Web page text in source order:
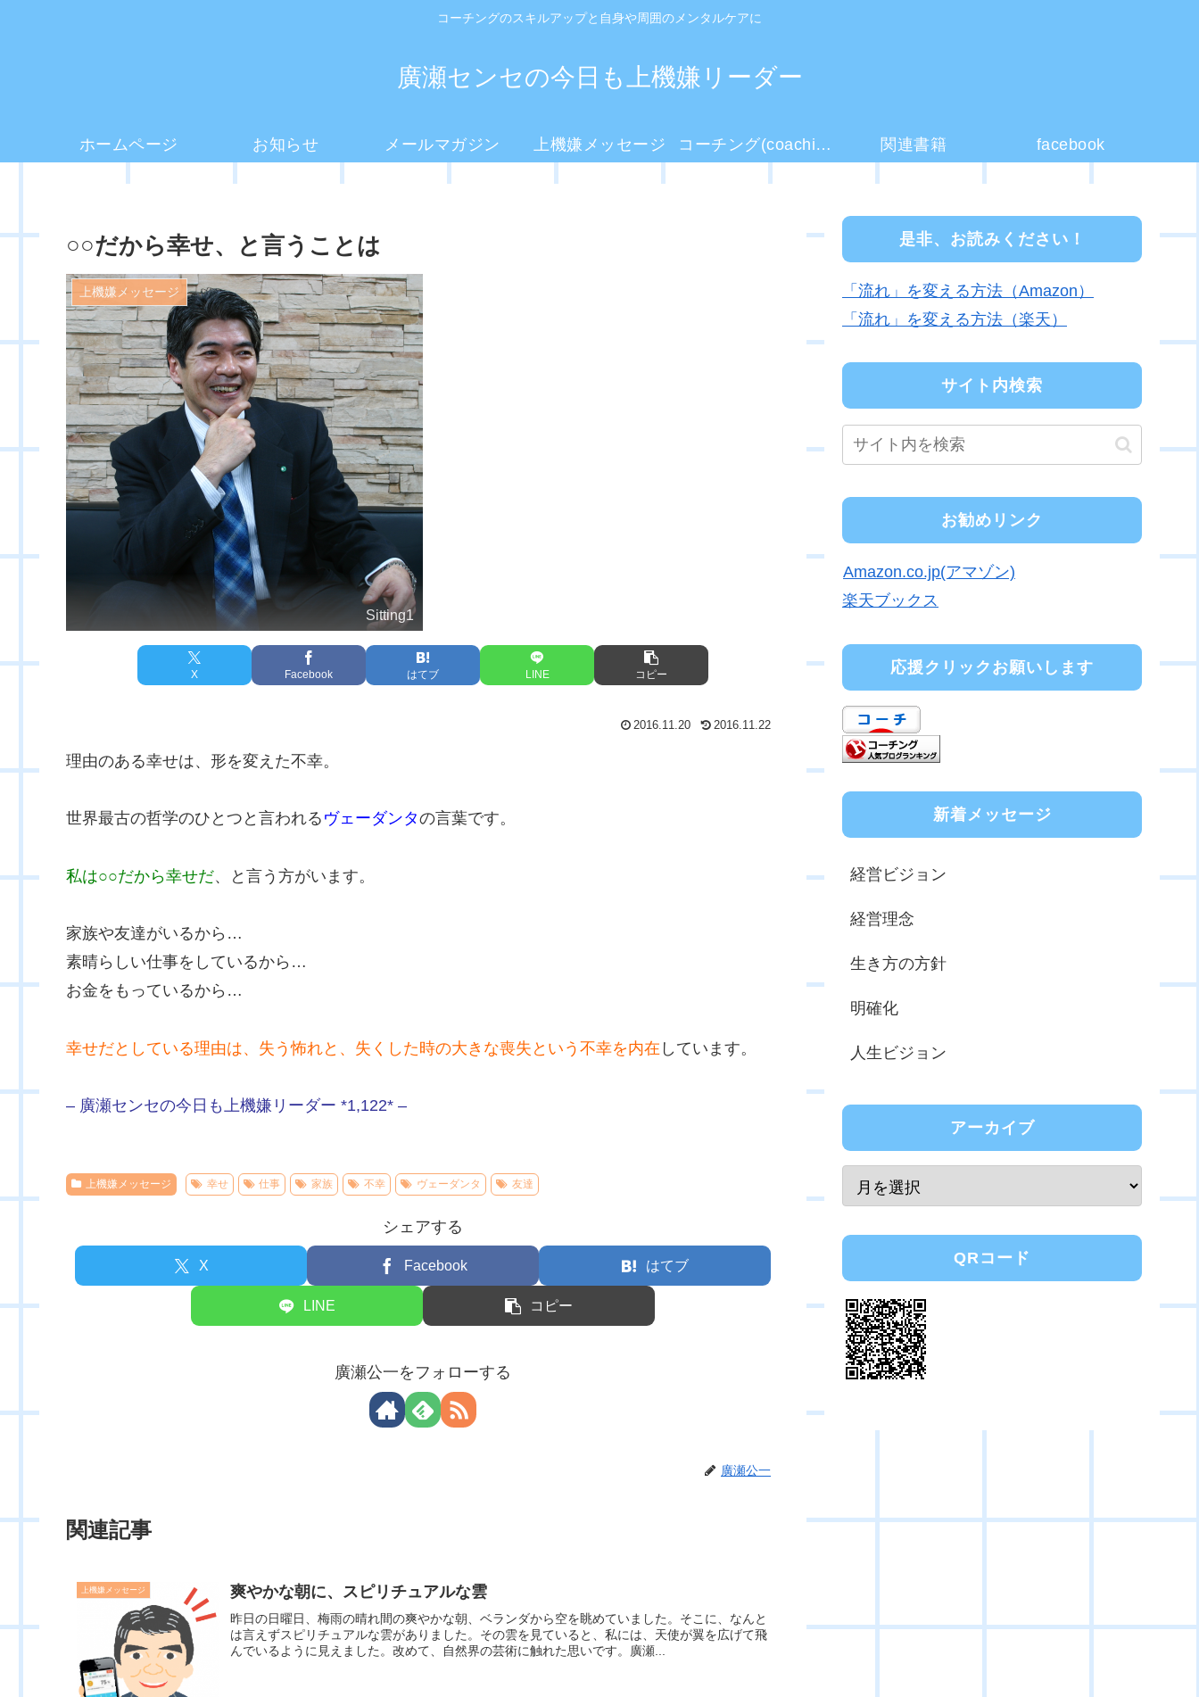
コーチングのスキルアップと自身や周囲のメンタルケアに
廣瀬センセの今日も上機嫌リーダー
ホームページ お知らせ メールマガジン 上機嫌メッセージ コーチング(coaching)とは？ 関連書籍 facebook
○○だから幸せ、と言うことは
上機嫌メッセージ
Sitting1
X Facebook はてブ LINE コピー
2016.11.20 2016.11.22
理由のある幸せは、形を変えた不幸。
世界最古の哲学のひとつと言われる ヴェーダンタの言葉です。
私は○○だから幸せだ、と言う方がいます。
家族や友達がいるから…
素晴らしい仕事をしているから…
お金をもっているから…
幸せだとしている理由は、失う怖れと、失くした時の大きな喪失という不幸を内在 しています。
– 廣瀬センセの今日も上機嫌リーダー *1,122* –
上機嫌メッセージ 幸せ 仕事 家族 不幸 ヴェーダンタ 友達
シェアする
X Facebook はてブ
LINE コピー
廣瀬公一をフォローする
廣瀬公一
関連記事
上機嫌メッセージ 爽やかな朝に、スピリチュアルな雲
昨日の日曜日、梅雨の晴れ間の爽やかな朝、ベランダから空を眺めていました。そこに、なんと
は言えずスピリチュアルな雲がありました。その雲を見ていると、私には、天使が翼を広げて飛
んでいるように見えました。改めて、自然界の芸術に触れた思いです。廣瀬...
是非、お読みください！
「流れ」を変える方法（Amazon）
「流れ」を変える方法（楽天）
サイト内検索
お勧めリンク
Amazon.co.jp(アマゾン)
楽天ブックス
応援クリックお願いします
新着メッセージ
経営ビジョン
経営理念
生き方の方針
明確化
人生ビジョン
アーカイブ
QRコード